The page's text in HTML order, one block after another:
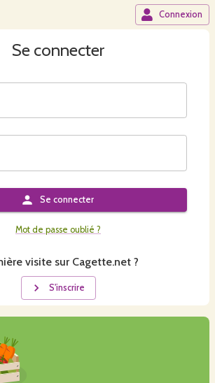
Connexion
Se connecter
Se connecter
Mot de passe oublié ?
visite sur Cagette.net ?
S'inscrire